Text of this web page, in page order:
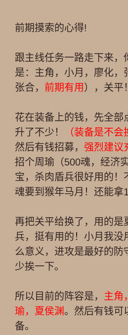
前期摸索的心得!
跟主线任务一路走下来，
是：主角，小月，廖化，
张合， 前期有用 ），关平！
花在装备上的钱，先全部
升了不少！
（装备是不会
然后有钱招募， 强烈建议
招个周瑜（500魂，经济
宝，杀肉盾兵很好用的！
魂要到猴年马月！还能拿
再把关平给换了，用的是
兵，挺有用的！小月我没
么意义，进攻是最好的防
少挨一下。
所以目前的阵容是， 主角
瑜，夏侯渊。然后有钱可
备。